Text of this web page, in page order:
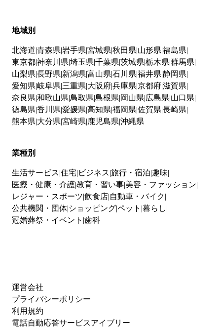
地域別
北海道 青森県 岩手県 宮城県 秋田県 山形県 福島県
東京都神奈川県 埼玉県 千葉県 茨城県 栃木県 群馬県
山梨県 長野県 新潟県 富山県 石川県 福井県 静岡県
愛知県 岐阜県 三重県 大阪府兵庫県 京都府滋賀県
奈良県 和歌山県 鳥取県 島根県 岡山県 広島県 山口県
徳島県 香川県 愛媛県 高知県 福岡県 佐賀県 長崎県
熊本県 大分県 宮崎県 鹿児島県 沖縄県
業種別
生活サービス 住宅 ビジネス 旅行・宿泊 趣味
医療・健康・介護教育・習い事 美容・ファッション
レジャー・スポーツ 飲食店 自動車・バイク
公共機関・団体 ショッピングペット 暮らし
冠婚葬祭・イベント 歯科
運営会社
プライバシーポリシー
利用規約
電話自動応答サービスアイブリー